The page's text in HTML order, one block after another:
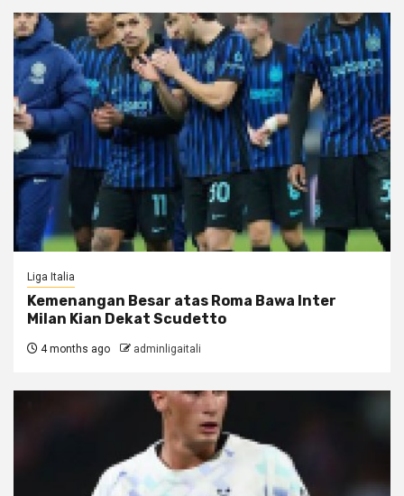
Liga Italia
Kemenangan Besar atas Roma Bawa Inter
Milan Kian Dekat Scudetto
4 months ago adminligaitali